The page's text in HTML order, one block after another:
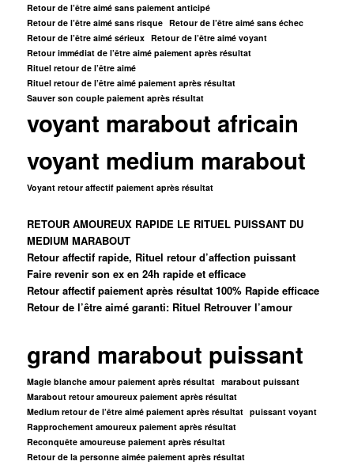
Retour de l’être aimé sans paiement anticipé
Retour de l’être aimé sans risque Retour de l’être aimé sans échec
Retour de l’être aimé sérieux Retour de l’être aimé voyant
Retour immédiat de l’être aimé paiement après résultat
Rituel retour de l’être aimé
Rituel retour de l’être aimé paiement après résultat
Sauver son couple paiement après résultat
voyant marabout africain
voyant medium marabout
Voyant retour affectif paiement après résultat
RETOUR AMOUREUX RAPIDE LE RITUEL PUISSANT DU
MEDIUM MARABOUT
Retour affectif rapide, Rituel retour d’affection puissant
Faire revenir son ex en 24h rapide et efficace
Retour affectif paiement après résultat 100% Rapide efficace
Retour de l’être aimé garanti: Rituel Retrouver l’amour
grand marabout puissant
Magie blanche amour paiement après résultat marabout puissant
Marabout retour amoureux paiement après résultat
Medium retour de l’être aimé paiement après résultat puissant voyant
Rapprochement amoureux paiement après résultat
Reconquête amoureuse paiement après résultat
Retour de la personne aimée paiement après résultat